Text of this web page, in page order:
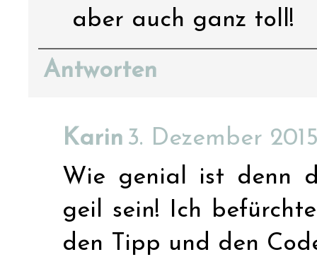
aber auch ganz toll!
Antworten
Karin 3. Dezember
Wie genial ist denn
geil sein! Ich
den Tipp und den